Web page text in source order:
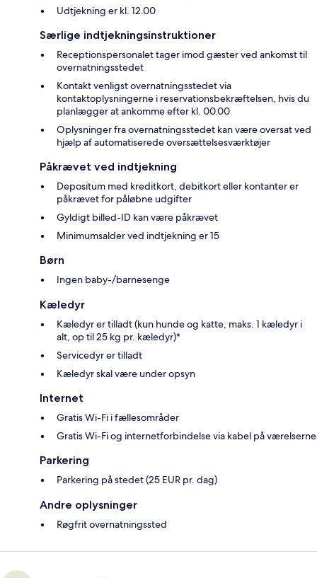
Udtjekning er kl. 12.00
Særlige indtjekningsinstruktioner
Receptionspersonalet tager imod gæster ved ankomst til
overnatningsstedet
Kontakt venligst overnatningsstedet via
kontaktoplysningerne i reservationsbekræftelsen, hvis du
planlægger at ankomme efter kl. 00.00
Oplysninger fra overnatningsstedet kan være oversat ved
hjælp af automatiserede oversættelsesværktøjer
Påkrævet ved indtjekning
Depositum med kreditkort, debitkort eller kontanter er
påkrævet for påløbne udgifter
Gyldigt billed-ID kan være påkrævet
Minimumsalder ved indtjekning er 15
Børn
Ingen baby-/barnesenge
Kæledyr
Kæledyr er tilladt (kun hunde og katte, maks. 1 kæledyr i
alt, op til 25 kg pr. kæledyr)*
Servicedyr er tilladt
Kæledyr skal være under opsyn
Internet
Gratis Wi-Fi i fællesområder
Gratis Wi-Fi og internetforbindelse via kabel på værelserne
Parkering
Parkering på stedet (25 EUR pr. dag)
Andre oplysninger
Røgfrit overnatningssted